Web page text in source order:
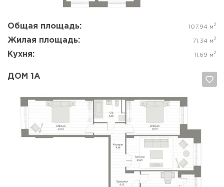
Общая площадь: 107.94 м 2
Жилая площадь: 71.34 м 2
Кухня: 11.69 м 2
ДОМ 1А